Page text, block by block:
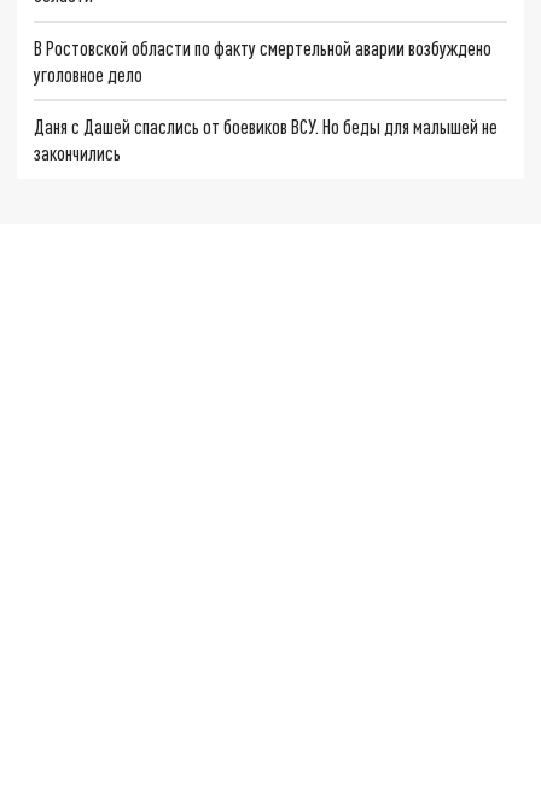
В Ростовской области по факту смертельной аварии возбуждено
уголовное дело
Даня с Дашей спаслись от боевиков ВСУ. Но беды для малышей не
закончились